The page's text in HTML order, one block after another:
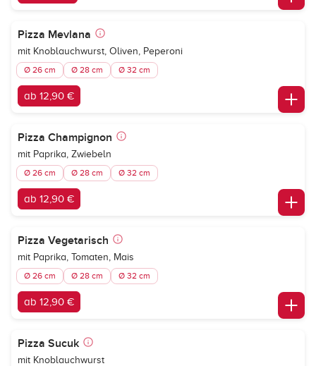
Pizza Mevlana
mit Knoblauchwurst, Oliven, Peperoni
Ø 26 cm Ø 28 cm Ø 32 cm
ab 12,90 €
Pizza Champignon
mit Paprika, Zwiebeln
Ø 26 cm Ø 28 cm Ø 32 cm
ab 12,90 €
Pizza Vegetarisch
mit Paprika, Tomaten, Mais
Ø 26 cm Ø 28 cm Ø 32 cm
ab 12,90 €
Pizza Sucuk
mit Knoblauchwurst